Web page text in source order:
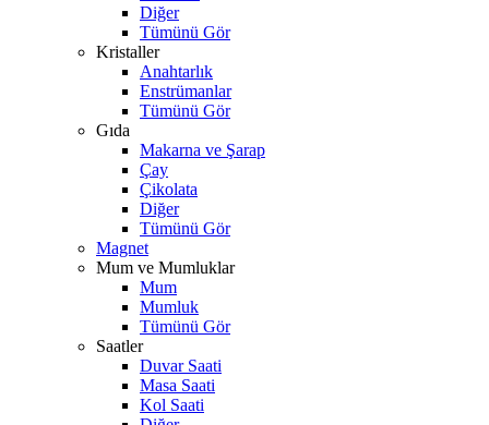
Diğer
Tümünü Gör
Kristaller
Anahtarlık
Enstrümanlar
Tümünü Gör
Gıda
Makarna ve Şarap
Çay
Çikolata
Diğer
Tümünü Gör
Magnet
Mum ve Mumluklar
Mum
Mumluk
Tümünü Gör
Saatler
Duvar Saati
Masa Saati
Kol Saati